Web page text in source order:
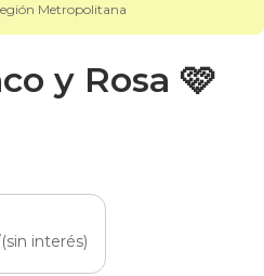
Metropolitana
y Rosa 🩷
(sin interés)